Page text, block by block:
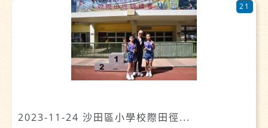
2023-11-24 沙田區小學校際田徑...
21